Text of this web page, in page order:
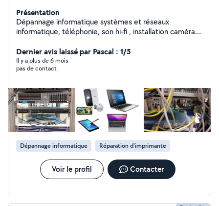
Présentation
Dépannage informatique systèmes et réseaux
informatique, téléphonie, son hi-fi , installation caméra
Dernier avis laissé par Pascal : 1/5
Il y a plus de 6 mois
pas de contact
Dépannage informatique Réparation d'imprimante
Voir le profil Contacter